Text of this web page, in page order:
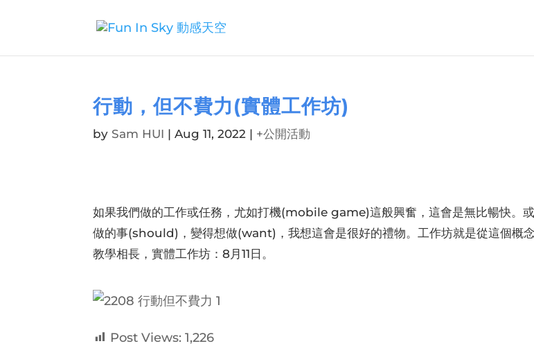
行動，但不費力(實體工作坊)
by Sam HUI |Aug 11, 2022 | +公開活動
如果我們做的工作或任務，尤如打機(mobile game)這般興奮，這會是無比暢快。
做的事(should)，變得想做(want)，我想這會是很好的禮物。工作坊就是從這個概念
教學相長，實體工作坊：8月11日。
Post Views: 1,226